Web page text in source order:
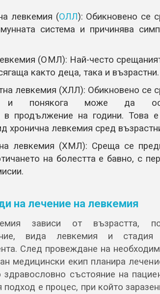
левкемия (ОЛЛ): Обикновено се
система и причинява
(ОМЛ): Най-често
както деца, така и възрастни.
левкемия (ХЛЛ): Обикновено се
и понякога може да
в продължение на години. Това
хронична левкемия сред
левкемия (ХМЛ): Среща се
на болестта е бавно, с
на лечение на левкемия
зависи от възрастта,
вида левкемия и
След провеждане на
медицински екип планира
състояние на
подход е процес, при който